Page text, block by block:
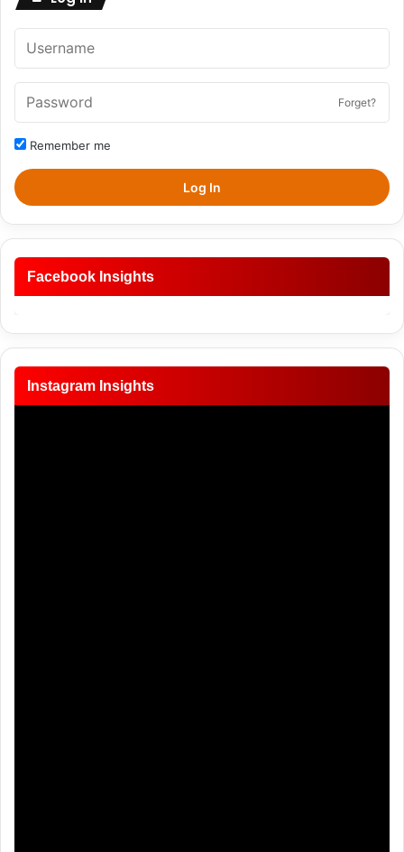
Forget?
Remember me
Log In
Facebook Insights
Instagram Insights